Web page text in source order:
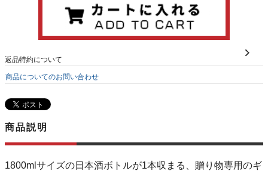
返品特約について
商品についてのお問い合わせ
商品説明
1800mlサイズの日本酒ボトルが1本収まる、贈り物専用のギ